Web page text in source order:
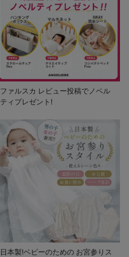
ファルスカ レビュー投稿でノベル
ティプレゼント!
日本製!ベビーのための お宮参りス